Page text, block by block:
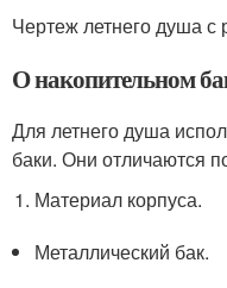
Чертеж летнего душа с
О накопительном
Для летнего душа
баки. Они отличаются
Материал корпуса.
Металлический бак.